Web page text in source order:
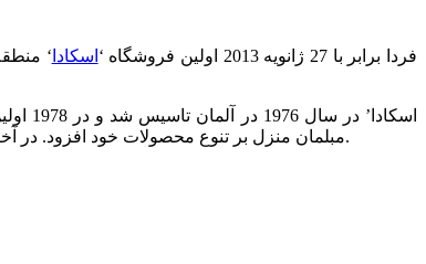
فردا برابر با 27 ژانویه 2013 اولین فروشگاه ‘ اسکادا ‘
مبلمان منزل بر تنوع محصولات خود افزود. در آخرین جهش نیز ‘اسکادا’ با تولید و عرضه انواع ساعت و جواهرات در سال 2012، به یکی از تاثیرگذارترین شرکت ها در طراحی مد روز در اروپا تبدیل شد.